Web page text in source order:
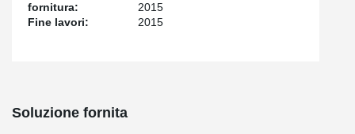
fornitura:
2015
Fine lavori:
2015
Soluzione fornita